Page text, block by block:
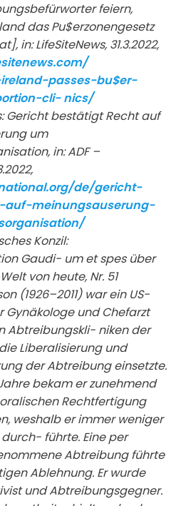
feiern,
das Pu$erzonengesetz
in: LifeSiteNews, 31.3.2022,
passes-bu$er-
cli-nics/
Gericht bestätigt Recht auf
um
in: ADF –
de/gericht-
auf-meinungsauserung-
Konzil:
Gaudi- um et spes über
von heute, Nr. 51
(1926–2011) war ein US-
Gynäkologe und Chefarzt
Abtreibungskli- niken der
Liberalisierung und
der Abtreibung einsetzte.
bekam er zunehmend
Rechtfertigung
weshalb er immer weniger
führte. Eine per
Abtreibung führte
Ablehnung. Er wurde
und Abtreibungsgegner.